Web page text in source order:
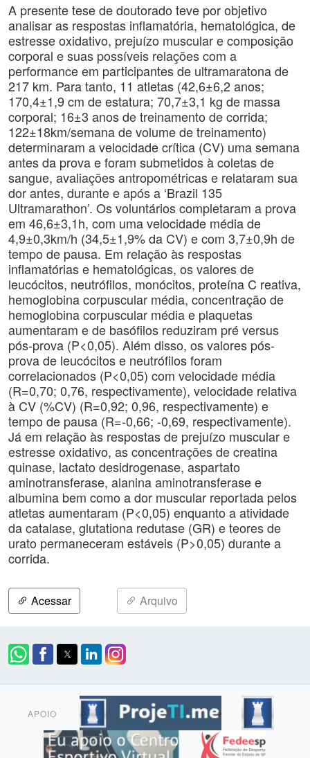
A presente tese de doutorado teve por objetivo
analisar as respostas inflamatória, hematológica, de
estresse oxidativo, prejuízo muscular e composição
corporal e suas possíveis relações com a
performance em participantes de ultramaratona de
217 km. Para tanto, 11 atletas (42,6±6,2 anos;
170,4±1,9 cm de estatura; 70,7±3,1 kg de massa
corporal; 16±3 anos de treinamento de corrida;
122±18km/semana de volume de treinamento)
determinaram a velocidade crítica (CV) uma semana
antes da prova e foram submetidos à coletas de
sangue, avaliações antropométricas e relataram sua
dor antes, durante e após a ‘Brazil 135
Ultramarathon’. Os voluntários completaram a prova
em 46,6±3,1h, com uma velocidade média de
4,9±0,3km/h (34,5±1,9% da CV) e com 3,7±0,9h de
tempo de pausa. Em relação às respostas
inflamatórias e hematológicas, os valores de
leucócitos, neutrófilos, monócitos, proteína C reativa,
hemoglobina corpuscular média, concentração de
hemoglobina corpuscular média e plaquetas
aumentaram e de basófilos reduziram pré versus
pós-prova (P<0,05). Além disso, os valores pós-
prova de leucócitos e neutrófilos foram
correlacionados (P<0,05) com velocidade média
(R=0,70; 0,76, respectivamente), velocidade relativa
à CV (%CV) (R=0,92; 0,96, respectivamente) e
tempo de pausa (R=-0,66; -0,69, respectivamente).
Já em relação às respostas de prejuízo muscular e
estresse oxidativo, as concentrações de creatina
quinase, lactato desidrogenase, aspartato
aminotransferase, alanina aminotransferase e
albumina bem como a dor muscular reportada pelos
atletas aumentaram (P<0,05) enquanto a atividade
da catalase, glutationa redutase (GR) e teores de
urato permaneceram estáveis (P>0,05) durante a
corrida.
Acessar Arquivo
APOIO